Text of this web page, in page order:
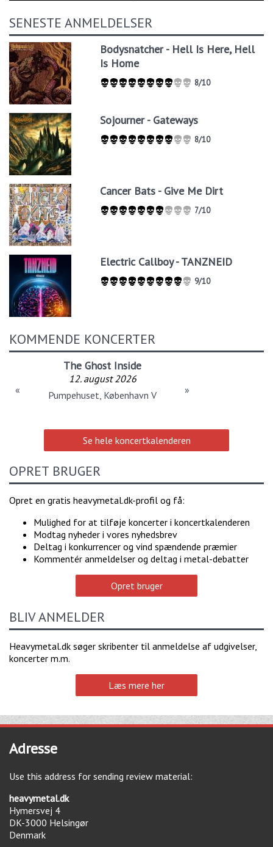
SENESTE ANMELDELSER
Bodysnatcher - Hell Is Here, Hell
Is Home
8/10
Sojourner - Gateways
8/10
Cancer Bats - Give Me Dirt
7/10
Electric Callboy - TANZNEID
9/10
KOMMENDE KONCERTER
The Ghost Inside
12. august 2026
Pumpehuset, København V
« »
Se hele koncertkalenderen
OPRET BRUGER
Opret en gratis heavymetal.dk-profil og få:
Mulighed for at tilføje koncerter i koncertkalenderen
Modtag nyheder i vores nyhedsbrev
Deltag i konkurrencer og vind spændende præmier
Kommentér anmeldelser og deltag i metal-debatter
Opret bruger
BLIV ANMELDER
Heavymetal.dk søger skribenter til anmeldelse af udgivelser,
koncerter m.m.
Læs mere her
Adresse
Use this address for sending review material:
heavymetal.dk
Hymersvej 4
DK-3000 Helsingør
Denmark